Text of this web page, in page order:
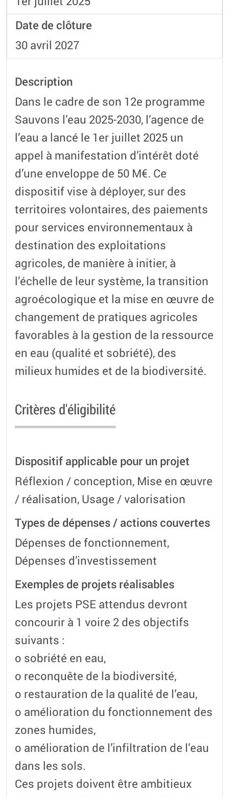
Date de clôture
30 avril 2027
Description
Dans le cadre de son 12e programme
Sauvons l’eau 2025-2030, l’agence de
l’eau a lancé le 1er juillet 2025 un
appel à manifestation d’intérêt doté
d’une enveloppe de 50 M€. Ce
dispositif vise à déployer, sur des
territoires volontaires, des paiements
pour services environnementaux à
destination des exploitations
agricoles, de manière à initier, à
l’échelle de leur système, la transition
agroécologique et la mise en œuvre de
changement de pratiques agricoles
favorables à la gestion de la ressource
en eau (qualité et sobriété), des
milieux humides et de la biodiversité.
Critères d'éligibilité
Dispositif applicable pour un projet
Réflexion / conception, Mise en œuvre
/ réalisation, Usage / valorisation
Types de dépenses / actions couvertes
Dépenses de fonctionnement,
Dépenses d’investissement
Exemples de projets réalisables
Les projets PSE attendus devront
concourir à 1 voire 2 des objectifs
suivants :
o sobriété en eau,
o reconquête de la biodiversité,
o restauration de la qualité de l’eau,
o amélioration du fonctionnement des
zones humides,
o amélioration de l’infiltration de l’eau
dans les sols.
Ces projets doivent être ambitieux